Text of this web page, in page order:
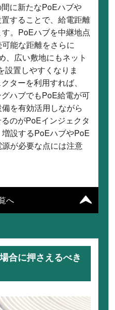
へ
に新たなPoEハブや
することで、給電距離
。PoEハブを中継地点
能な距離をさらに
、広い敷地にもネット
設置しやすくなりま
ターを利用すれば、
ハブでもPoE給電が可
を有効活用しながら
のがPoEインジェクタ
設するPoEハブやPoE
が必要な点には注意
合に押さえるべき